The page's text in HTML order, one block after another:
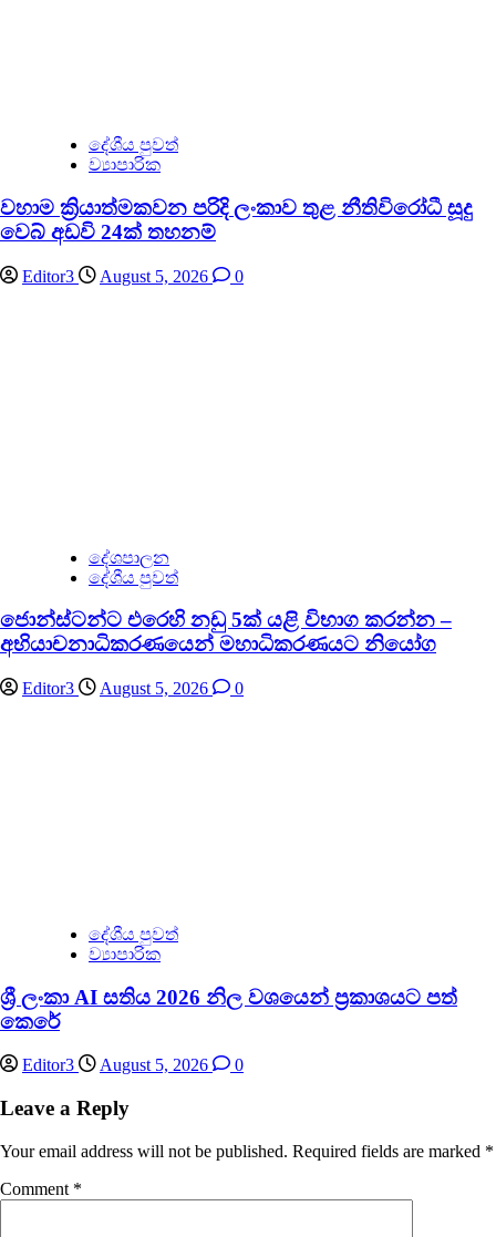
දේශීය පුවත්
ව්‍යාපාරික
වහාම ක්‍රියාත්මකවන පරිදි ලංකාව තුළ නීතිවිරෝධී සූදු
වෙබ් අඩවි 24ක් තහනම්
Editor3 August 5, 2026 0
දේශපාලන
දේශීය පුවත්
ජොන්ස්ටන්ට එරෙහි නඩු 5ක් යළි විභාග කරන්න –
අභියාචනාධිකරණයෙන් මහාධිකරණයට නියෝග
Editor3 August 5, 2026 0
දේශීය පුවත්
ව්‍යාපාරික
ශ්‍රී ලංකා AI සතිය 2026 නිල වශයෙන් ප්‍රකාශයට පත්
කෙරේ
Editor3 August 5, 2026 0
Leave a Reply
Your email address will not be published. Required fields are marked *
Comment *